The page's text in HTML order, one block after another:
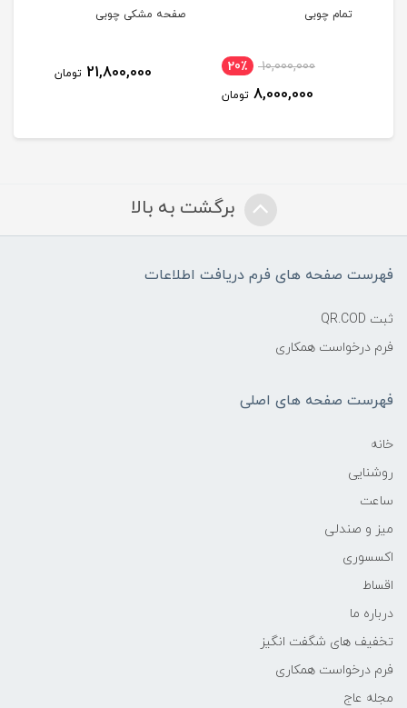
صفحه مشکی چوبی
21,800,000 تومان
صفحه مشکی
25,800,000 تومان
برگشت به بالا
فهرست صفحه های فرم دریافت اطلاعات
ثبت QR.COD
فرم درخواست همکاری
فهرست صفحه های اصلی
خانه
روشنایی
ساعت
میز و صندلی
اکسسوری
اقساط
درباره ما
تخفیف های شگفت انگیز
فرم درخواست همکاری
مجله عاج